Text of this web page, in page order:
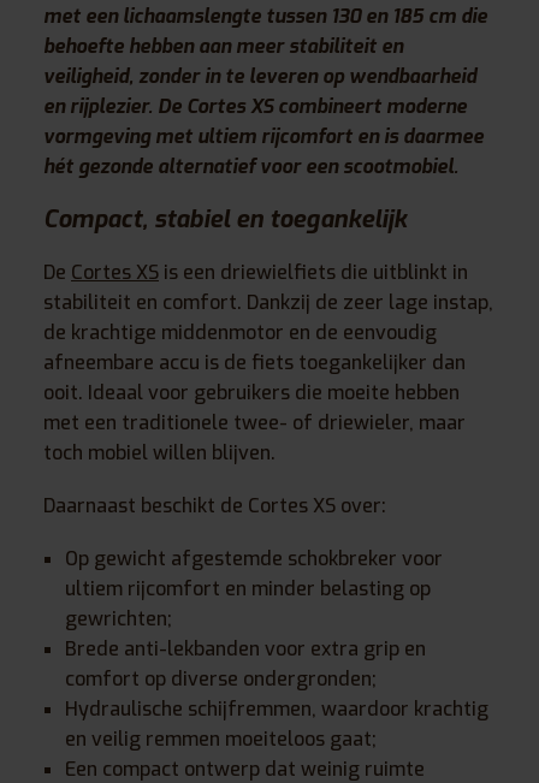
met een lichaamslengte tussen 130 en 185 cm die
behoefte hebben aan meer stabiliteit en
veiligheid, zonder in te leveren op wendbaarheid
en rijplezier. De Cortes XS combineert moderne
vormgeving met ultiem rijcomfort en is daarmee
hét gezonde alternatief voor een scootmobiel.
Compact, stabiel en toegankelijk
De Cortes XS is een driewielfiets die uitblinkt in
stabiliteit en comfort. Dankzij de zeer lage instap,
de krachtige middenmotor en de eenvoudig
afneembare accu is de fiets toegankelijker dan
ooit. Ideaal voor gebruikers die moeite hebben
met een traditionele twee- of driewieler, maar
toch mobiel willen blijven.
Daarnaast beschikt de Cortes XS over:
Op gewicht afgestemde schokbreker voor
ultiem rijcomfort en minder belasting op
gewrichten;
Brede anti-lekbanden voor extra grip en
comfort op diverse ondergronden;
Hydraulische schijfremmen, waardoor krachtig
en veilig remmen moeiteloos gaat;
Een compact ontwerp dat weinig ruimte